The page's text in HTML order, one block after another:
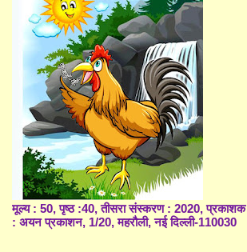
मूल्य : 50, पृष्ठ :40, तीसरा संस्करण : 2020, प्रकाशक
: अयन प्रकाशन, 1/20, महरौली, नई दिल्ली-110030